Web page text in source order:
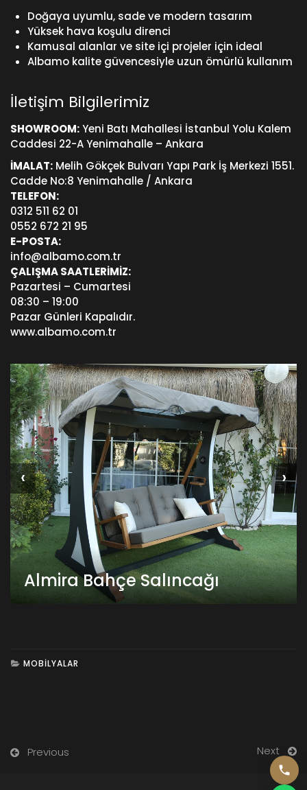
Doğaya uyumlu, sade ve modern tasarım
Yüksek hava koşulu direnci
Kamusal alanlar ve site içi projeler için ideal
Albamo kalite güvencesiyle uzun ömürlü kullanım
İletişim Bilgilerimiz
SHOWROOM:Yeni Batı Mahallesi İstanbul Yolu Kalem
Caddesi 22-A Yenimahalle – Ankara
İMALAT: Melih Gökçek Bulvarı Yapı Park İş Merkezi 1551.
Cadde No:8 Yenimahalle / Ankara
TELEFON:
0312 511 62 01
0552 672 21 95
E-POSTA:
info@albamo.com.tr
ÇALIŞMA SAATLERİMİZ:
Pazartesi – Cumartesi
08:30 – 19:00
Pazar Günleri Kapalıdır.
www.albamo.com.tr
Almira Bahçe Salıncağı
‹ ›
MOBILYALAR
Previous Next